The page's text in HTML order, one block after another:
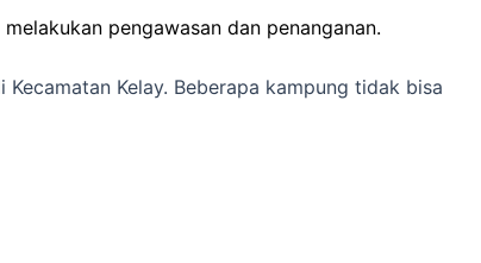
pengawasan dan penanganan.
Kelay. Beberapa kampung tidak bisa